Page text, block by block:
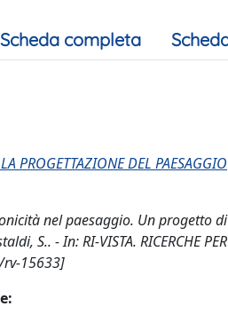
Scheda completa
PROGETTAZIONE DEL PAESAGGIO
nel paesaggio. Un progetto
S.. - In: RI-VISTA. RICERCHE
15633]